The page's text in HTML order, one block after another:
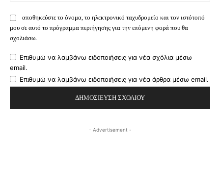
αποθηκεύστε το όνομα, το ηλεκτρονικό ταχυδρομείο και τον ιστότοπό
μου σε αυτό το πρόγραμμα περιήγησης για την επόμενη φορά που θα
σχολιάσω.
Επιθυμώ να λαμβάνω ειδοποιήσεις για νέα σχόλια μέσω
email.
Επιθυμώ να λαμβάνω ειδοποιήσεις για νέα άρθρα μέσω email.
- Advertisement -